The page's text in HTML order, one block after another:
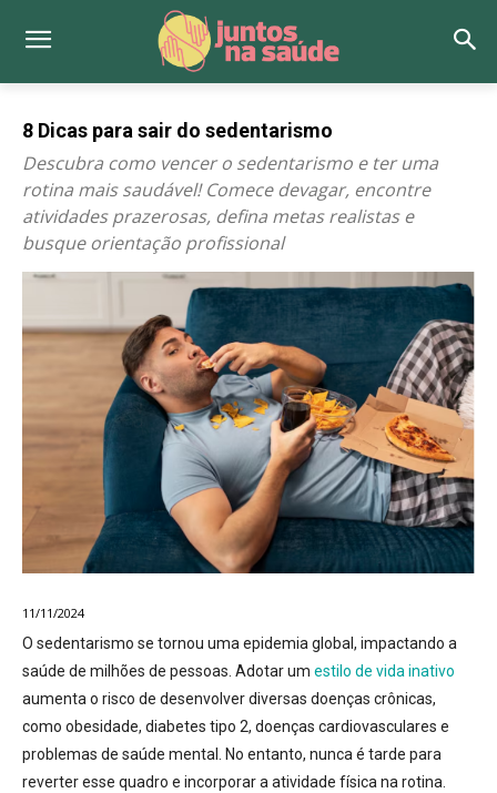
8 Dicas para sair do sedentarismo
Descubra como vencer o sedentarismo e ter uma
rotina mais saudável! Comece devagar, encontre
atividades prazerosas, defina metas realistas e
busque orientação profissional
11/11/2024
O sedentarismo se tornou uma epidemia global, impactando a
saúde de milhões de pessoas. Adotar um estilo de vida inativo
aumenta o risco de desenvolver diversas doenças crônicas,
como obesidade, diabetes tipo 2, doenças cardiovasculares e
problemas de saúde mental. No entanto, nunca é tarde para
reverter esse quadro e incorporar a atividade física na rotina.